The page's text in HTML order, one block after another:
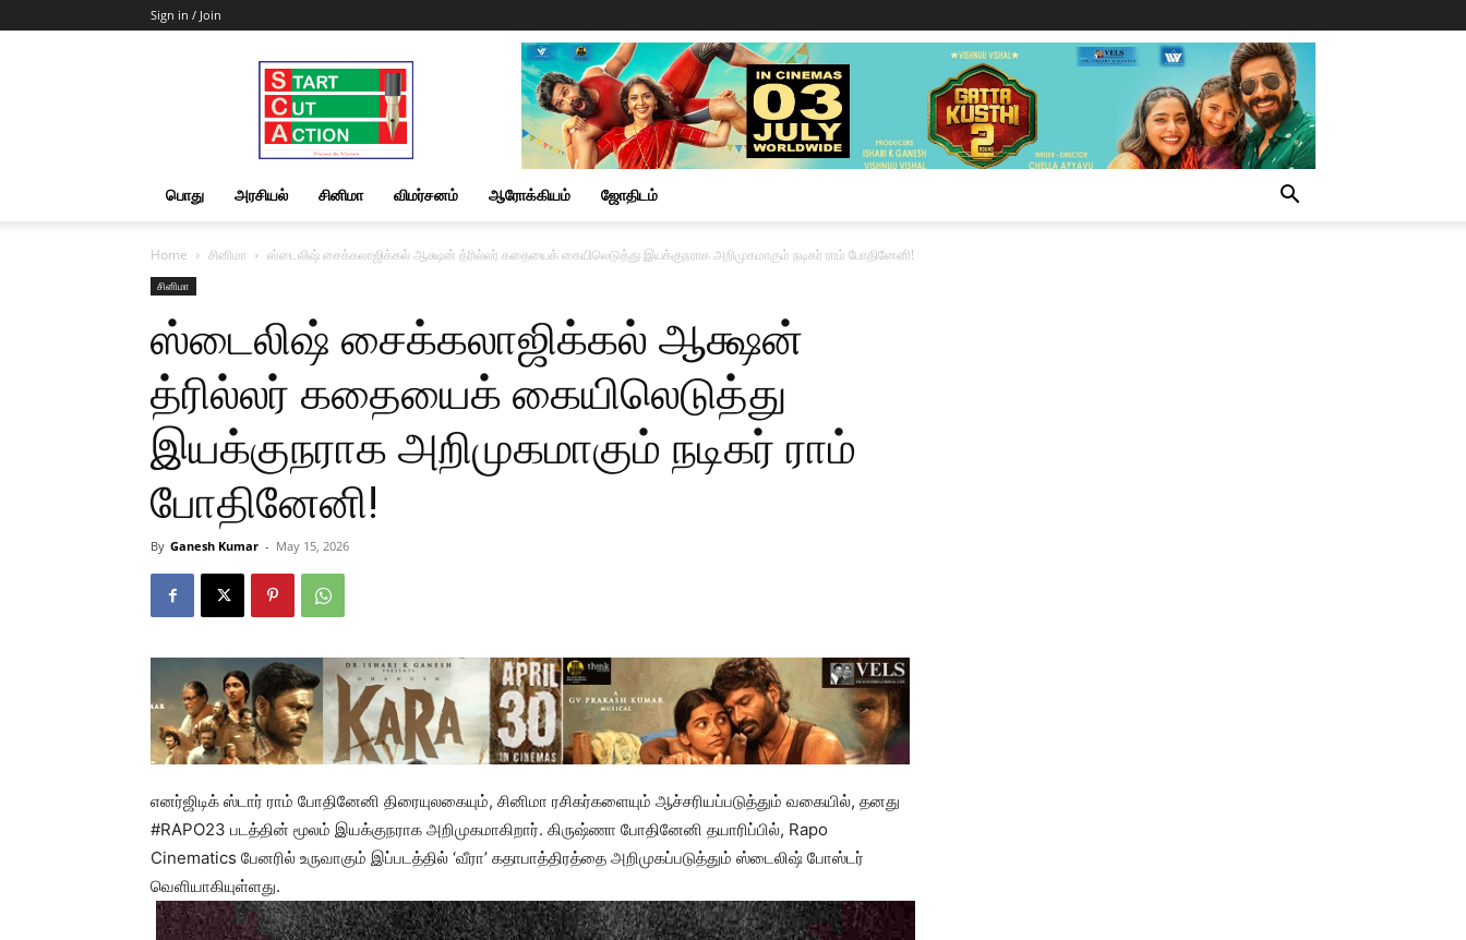
Sign in / Join
Start
Cut
Action
|
News
&
பொது அரசியல் சினிமா விமர்சனம் ஆரோக்கியம் ஜோதிடம்
Home சினிமா ஸ்டைலிஷ் சைக்கலாஜிக்கல் ஆக்ஷன் த்ரில்லர் கதையைக் கையிலெடுத்து இயக்குநராக அறிமுகமாகும் நடிகர் ராம் போதினேனி!
சினிமா
ஸ்டைலிஷ் சைக்கலாஜிக்கல் ஆக்ஷன்
த்ரில்லர் கதையைக் கையிலெடுத்து
இயக்குநராக அறிமுகமாகும் நடிகர் ராம்
போதினேனி!
By Ganesh Kumar - May 15, 2026
எனர்ஜிடிக் ஸ்டார் ராம் போதினேனி திரையுலகையும், சினிமா ரசிகர்களையும் ஆச்சரியப்படுத்தும் வகையில், தனது
#RAPO23 படத்தின் மூலம் இயக்குநராக அறிமுகமாகிறார். கிருஷ்ணா போதினேனி தயாரிப்பில், Rapo
Cinematics பேனரில் உருவாகும் இப்படத்தில் ‘வீரா’ கதாபாத்திரத்தை அறிமுகப்படுத்தும் ஸ்டைலிஷ் போஸ்டர்
வெளியாகியுள்ளது.